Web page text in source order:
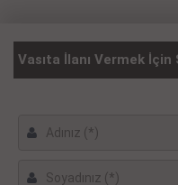
Vasıta İlanı Vermek İçin